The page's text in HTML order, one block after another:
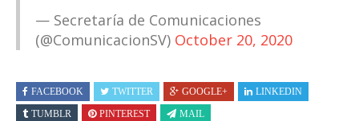
— Secretaría de Comunicaciones
(@ComunicacionSV) October 20, 2020
FACEBOOK TWITTER GOOGLE+
LINKEDIN
TUMBLR
PINTEREST MAIL